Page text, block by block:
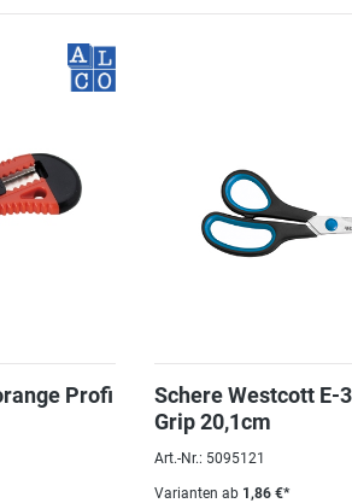
Profi
Schere Westcott E-
Grip 20,1cm
Art.-Nr.: 5095121
Varianten ab1,86 €*